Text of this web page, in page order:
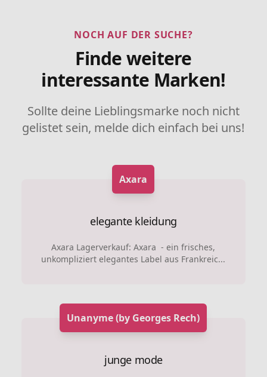
NOCH AUF DER SUCHE?
Finde weitere
interessante Marken!
Sollte deine Lieblingsmarke noch nicht
gelistet sein, melde dich einfach bei uns!
Axara
elegante kleidung
Axara Lagerverkauf: Axara - ein frisches,
unkompliziert elegantes Label aus Frankreic...
Unanyme (by Georges Rech)
junge mode